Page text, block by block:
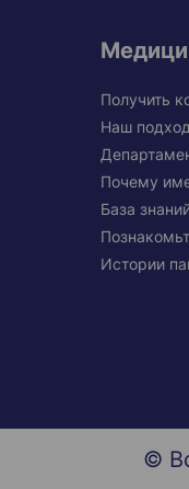
Получить
Наш
Почему
База
Истории
©